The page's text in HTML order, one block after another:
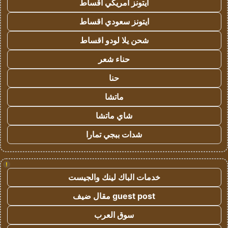
ايتونز امريكي اقساط
ايتونز سعودي اقساط
شحن يلا لودو اقساط
حناء شعر
حنا
ماتشا
شاي ماتشا
شدات ببجي تمارا
!
خدمات الباك لينك والجيست
guest post مقال ضيف
سوق العرب